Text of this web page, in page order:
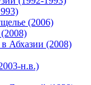
(2006)
Абхазии (2008)
н.в.)